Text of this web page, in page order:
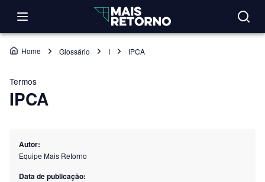
Home Glossário I IPCA
Termos
IPCA
Autor:
Equipe Mais Retorno
Data de publicação: